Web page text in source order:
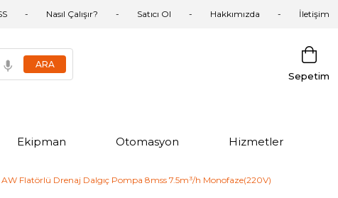
Nasıl Çalışır? Satıcı Ol Hakkımızda İletişim
Sepetim
Ekipman Otomasyon Hizmetler
Flatörlü Drenaj Dalgıç Pompa 8mss 7.5m³/h Monofaze(220V)